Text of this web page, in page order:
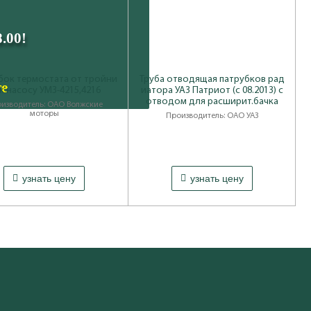
насосу УМЗ-4215,4216
ОАО Волжские
моторы
узнать цену
Труба отводящая патрубков рад
иатора УАЗ Патриот (с 08.2013) с
отводом для расширит.бачка
Производитель: ОАО УАЗ
узнать цену